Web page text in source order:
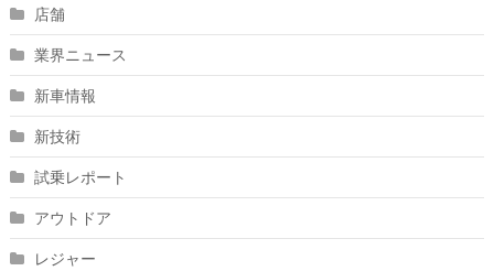
店舗
業界ニュース
新車情報
新技術
試乗レポート
アウトドア
レジャー